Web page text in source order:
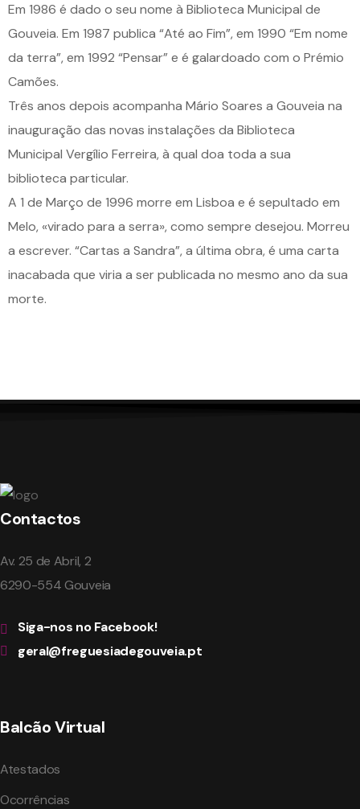
Em 1986 é dado o seu nome à Biblioteca Municipal de
Gouveia. Em 1987 publica “Até ao Fim”, em 1990 “Em nome
da terra”, em 1992 “Pensar” e é galardoado com o Prémio
Camões.
Três anos depois acompanha Mário Soares a Gouveia na
inauguração das novas instalações da Biblioteca
Municipal Vergílio Ferreira, à qual doa toda a sua
biblioteca particular.
A 1 de Março de 1996 morre em Lisboa e é sepultado em
Melo, «virado para a serra», como sempre desejou. Morreu
a escrever. “Cartas a Sandra”, a última obra, é uma carta
inacabada que viria a ser publicada no mesmo ano da sua
morte.
Contactos
Av. 25 de Abril, 2
6290-554 Gouveia
Siga-nos no Facebook!
geral@freguesiadegouveia.pt
Balcão Virtual
Atestados
Ocorrências